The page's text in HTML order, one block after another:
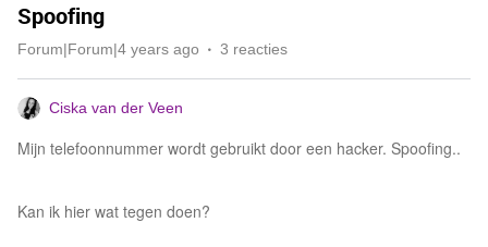
Spoofing
Forum|Forum|4 years ago 3 reacties
Ciska van der Veen
Mijn telefoonnummer wordt gebruikt door een hacker. Spoofing..
Kan ik hier wat tegen doen?